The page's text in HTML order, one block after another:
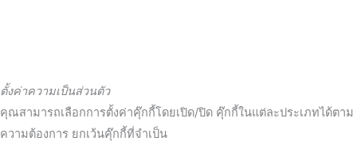
ตั้งค่าความเป็นส่วนตัว
คุณสามารถเลือกการตั้งค่าคุ๊กกี้โดยเปิด/ปิด คุ๊กกี้ในแต่ละประเภทได้ตาม
ความต้องการ ยกเว้นคุ๊กกี้ที่จำเป็น